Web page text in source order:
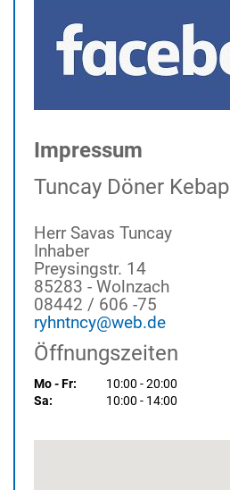
Impressum
Tuncay Döner Kebap
Herr Savas Tuncay
Inhaber
Preysingstr. 14
85283 - Wolnzach
08442 / 606 -75
ryhntncy@web.de
Öffnungszeiten
Mo - Fr:
10:00 - 20:00
Sa:
10:00 - 14:00